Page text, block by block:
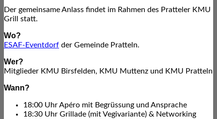
Der gemeinsame Anlass findet im Rahmen des Pratteler KMU
Grill statt.
Wo?
ESAF-Eventdorf der Gemeinde Pratteln.
Wer?
Mitglieder KMU Birsfelden, KMU Muttenz und KMU Pratteln
Wann?
18:00 Uhr Apéro mit Begrüssung und Ansprache
18:30 Uhr Grillade (mit Vegivariante) & Networking